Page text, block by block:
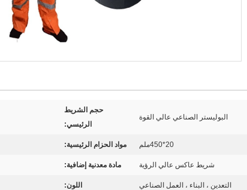
البوليستر الصناعي عالي القوة
حجم الشريط
الرئيسي:
20*450ملم مواد الحزام الرئيسية:
شريط عاكس عالي الرؤية مادة معدنية إضافية:
التعدين ، البناء ، العمل الصناعي اللون: